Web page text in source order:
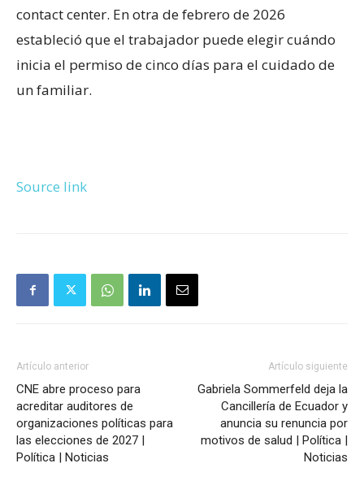
contact center. En otra de febrero de 2026
estableció que el trabajador puede elegir cuándo
inicia el permiso de cinco días para el cuidado de
un familiar.
Source link
Artículo anterior
CNE abre proceso para
acreditar auditores de
organizaciones políticas para
las elecciones de 2027 |
Política | Noticias
Artículo siguiente
Gabriela Sommerfeld deja la
Cancillería de Ecuador y
anuncia su renuncia por
motivos de salud | Política |
Noticias